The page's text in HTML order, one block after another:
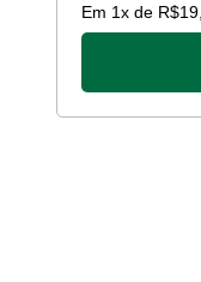
Em 1x de R$